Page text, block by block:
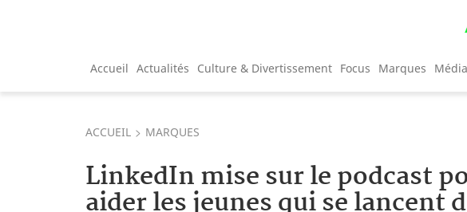
Accueil Actualités Culture & Divertissement Focus Marques
ACCUEIL MARQUES
LinkedIn mise sur le podcast
aider les jeunes qui se lancent